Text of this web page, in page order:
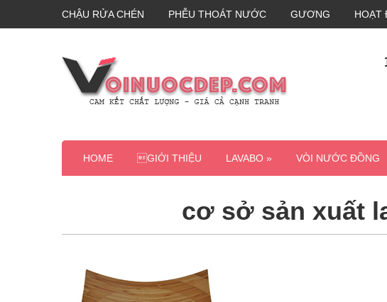
CHẬU RỬA CHÉN PHỄU THOÁT NƯỚC GƯƠNG HOẠT
HOME GIỚI THIỆU LAVABO » VÒI NƯỚC ĐỒNG
cơ sở sản xuất